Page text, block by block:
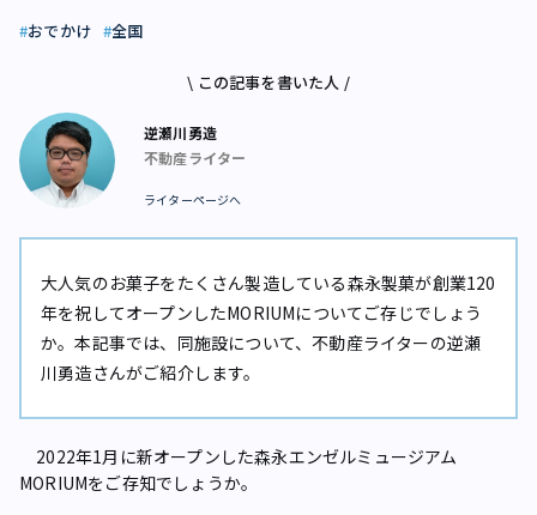
おでかけ 全国
\ この記事を書いた人 /
逆瀬川勇造
不動産ライター
ライターページへ
大人気のお菓子をたくさん製造している森永製菓が創業120
年を祝してオープンしたMORIUMについてご存じでしょう
か。本記事では、同施設について、不動産ライターの逆瀬
川勇造さんがご紹介します。
2022年1月に新オープンした森永エンゼルミュージアム
MORIUMをご存知でしょうか。